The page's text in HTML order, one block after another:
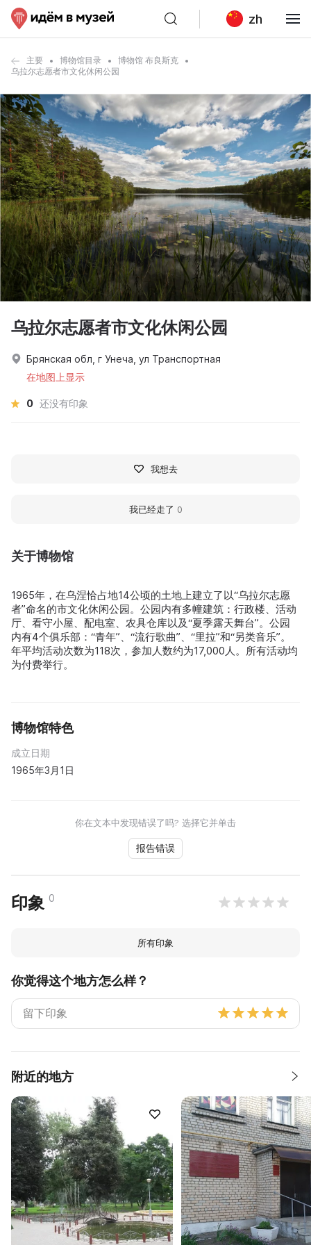
zh
主要 博物馆目录
博物馆 布良斯克
乌拉尔志愿者市文化休闲公园
关于博物馆
1965年，在乌涅恰占地14公顷的土地上建立了以“乌拉尔志愿
者”命名的市文化休闲公园。公园内有多幢建筑：行政楼、活动
厅、看守小屋、配电室、农具仓库以及“夏季露天舞台”。公园
内有4个俱乐部：“青年”、“流行歌曲”、“里拉”和“另类音乐”。
年平均活动次数为118次，参加人数约为17,000人。所有活动均
为付费举行。
博物馆特色
成立日期
1965年3月1日
你在文本中发现错误了吗? 选择它并单击
报告错误
印象 0
所有印象
你觉得这个地方怎么样？
附近的地方
乌拉尔志愿者市文化休闲公园
Брянская обл, г Унеча, ул Транспортная
在地图上显示
0 还没有印象
我想去
我已经走了 0